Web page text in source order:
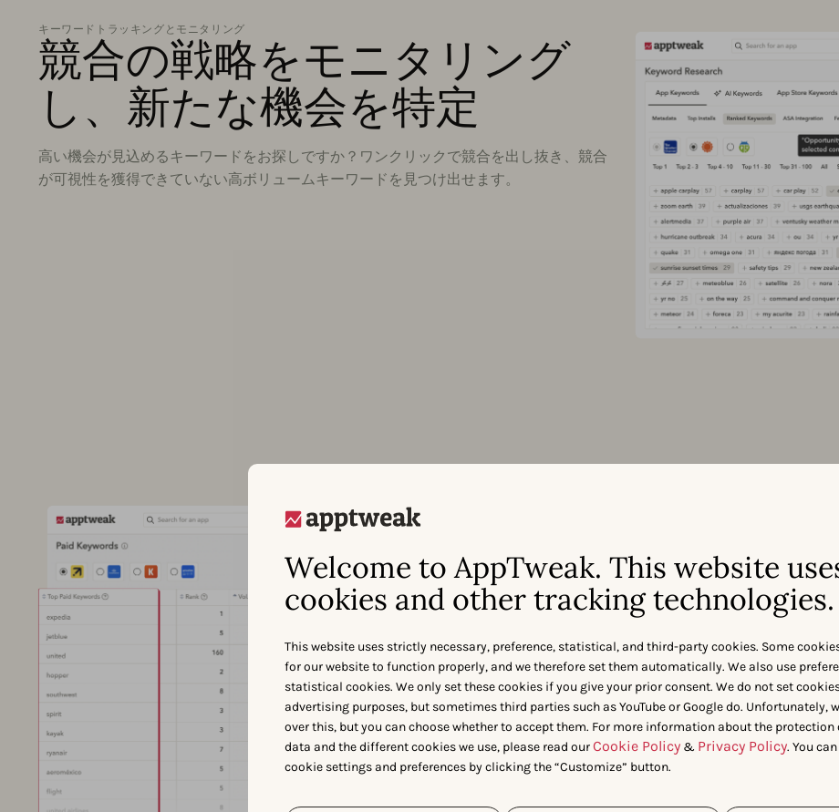
Welcome to AppTweak. This website
cookies and other tracking technologies.
This website uses strictly necessary, preference, statistical, and third-party cookies. Some
for our website to function properly, and we therefore set them automatically. We also use
statistical cookies. We only set these cookies if you give your prior consent. We do not set
advertising purposes, but sometimes third parties such as YouTube or Google do. Unfortunately,
over this, but you can choose whether to accept them. For more information about the protection
data and the different cookies we use, please read ourCookie Policy & Privacy Policy. You
cookie settings and preferences by clicking the “Customize” button.
キーワードトラッキングとモニタリング
競合の戦略をモニタリング
し、新たな機会を特定
高い機会が見込めるキーワードをお探しですか？ワンクリックで競合を出し抜き、競合
が可視性を獲得できていない高ボリュームキーワードを見つけ出せます。
競合の広
関する
Apple Search Adsで競合が広告
Voice（SOV）をモニタリングし